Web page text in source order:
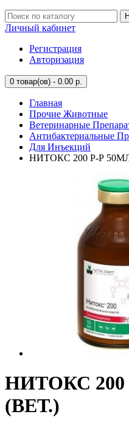
Личный кабинет
Регистрация
Авторизация
0 товар(ов) - 0.00 р.
Главная
Прочие Животные
Ветеринарные
Антибактериальные
Для Инъекций
НИТОКС 200 Р-Р
НИТОКС 200
(ВЕТ.)